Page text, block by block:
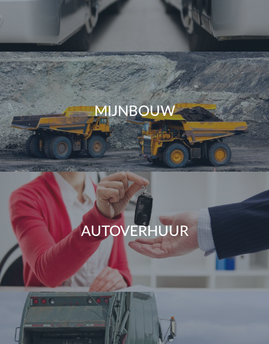
MIJNBOUW
AUTOVERHUUR